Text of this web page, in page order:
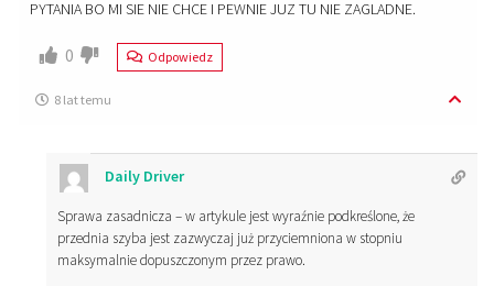
PYTANIA BO MI SIE NIE CHCE I PEWNIE JUZ TU NIE ZAGLADNE.
0 Odpowiedz
8 lat temu
Daily Driver
Sprawa zasadnicza – w artykule jest wyraźnie podkreślone, że
przednia szyba jest zazwyczaj już przyciemniona w stopniu
maksymalnie dopuszczonym przez prawo.